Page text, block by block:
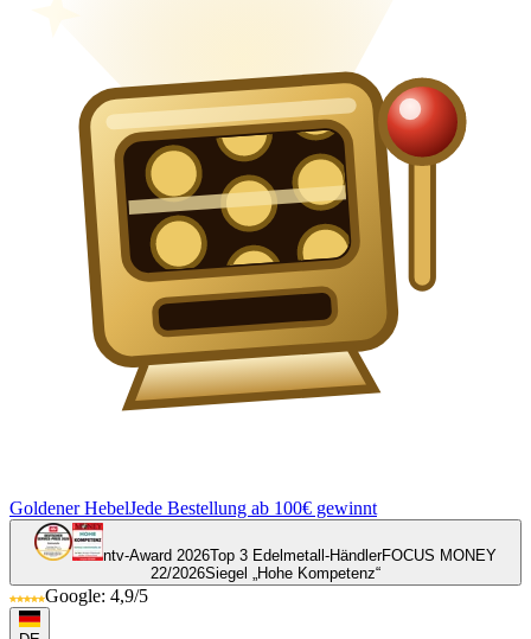
Goldener HebelJede Bestellung ab 100€ gewinnt
ntv-Award 2026Top 3 Edelmetall-HändlerFOCUS MONEY
22/2026Siegel „Hohe Kompetenz“
Google: 4,9/5